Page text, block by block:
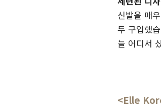
신발을 매
두 구입했
늘 어디서
<Elle